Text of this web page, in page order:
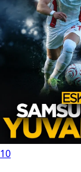
10